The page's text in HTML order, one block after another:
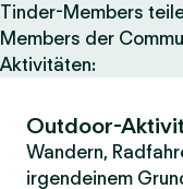
Tinder-Members
Members der
Aktivitäten:
Outdoor-
Wandern,
irgendeinem